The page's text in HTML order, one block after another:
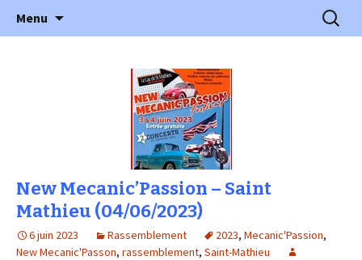
l'Automobile Ancienne
l'automobile ancienne : articles, historiques
…
Menu
New Mecanic’Passion – Saint
Mathieu (04/06/2023)
6 juin 2023 Rassemblement 2023, Mecanic'Passion,
New Mecanic'Passon, rassemblement, Saint-Mathieu